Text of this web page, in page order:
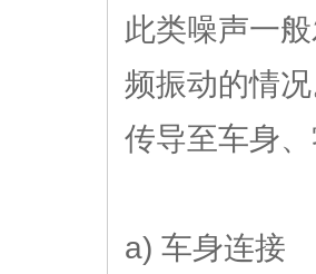
此类噪声一
频振动的情
传导至车身
a) 车身连接